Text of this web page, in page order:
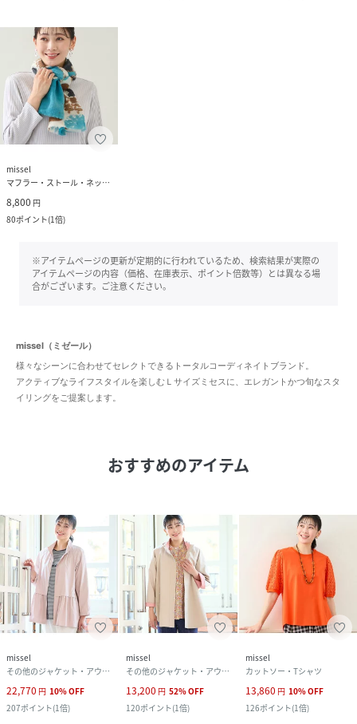
missel
マフラー・ストール・ネックウォーマー
8,800 円
80ポイント(1倍)
※アイテムページの更新が定期的に行われているため、検索結果が実際の
アイテムページの内容（価格、在庫表示、ポイント倍数等）とは異なる場
合がございます。ご注意ください。
missel（ミゼール）
様々なシーンに合わせてセレクトできるトータルコーディネイトブランド。
アクティブなライフスタイルを楽しむＬサイズミセスに、エレガントかつ旬なスタ
イリングをご提案します。
おすすめのアイテム
missel
その他のジャケット・アウター
22,770 円 10%OFF
207ポイント(1倍)
missel
その他のジャケット・アウター
13,200 円 52%OFF
120ポイント(1倍)
missel
カットソー・Tシャツ
13,860 円 10%OFF
126ポイント(1倍)